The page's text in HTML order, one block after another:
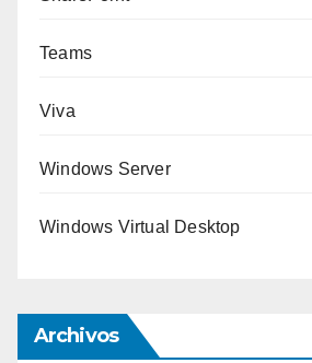
Teams
Viva
Windows Server
Windows Virtual Desktop
Archivos